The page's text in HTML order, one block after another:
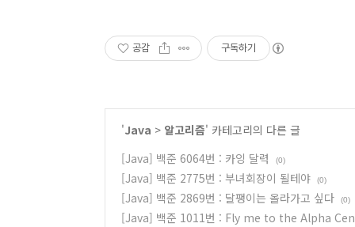
공감 구독하기
'Java > 알고리즘' 카테고리의 다른 글
[Java] 백준 6064번 : 카잉 달력
(0)
[Java] 백준 2775번 : 부녀회장이 될테야 (0)
[Java] 백준 2869번 : 달팽이는 올라가고 싶다 (0)
[Java] 백준 1011번 : Fly me to the Alpha